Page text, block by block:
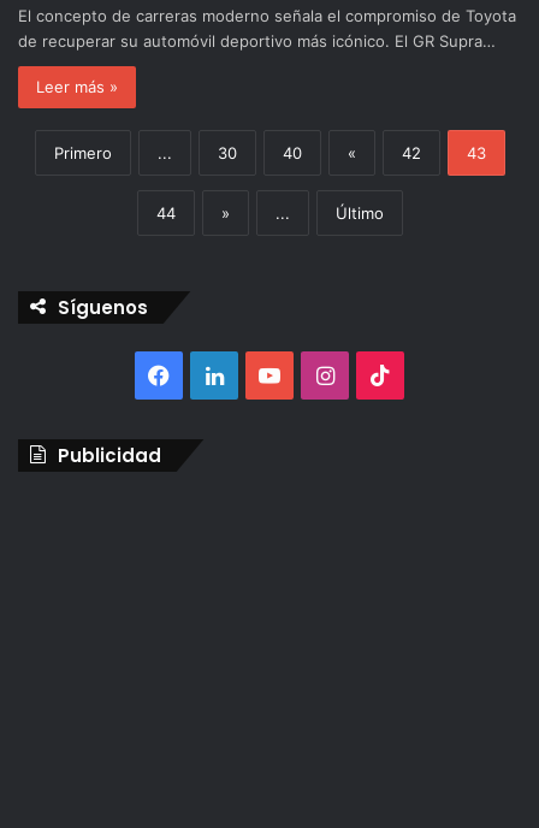
El concepto de carreras moderno señala el compromiso de Toyota
de recuperar su automóvil deportivo más icónico. El GR Supra…
Leer más »
Primero ... 30 40 « 42 43
44 » ... Último
Síguenos
Facebook
LinkedInYouTubeInstagram
Publicidad